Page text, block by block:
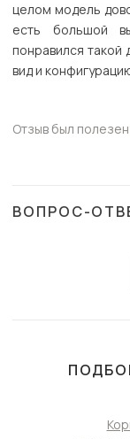
целом модель
есть большой
понравился
вид и
Отзыв был
ВОПРОС-